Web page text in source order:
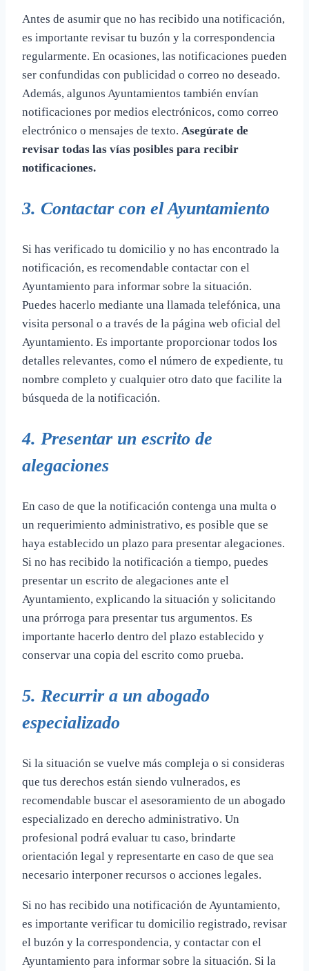
Antes de asumir que no has recibido una notificación,
es importante revisar tu buzón y la correspondencia
regularmente. En ocasiones, las notificaciones pueden
ser confundidas con publicidad o correo no deseado.
Además, algunos Ayuntamientos también envían
notificaciones por medios electrónicos, como correo
electrónico o mensajes de texto. Asegúrate de
revisar todas las vías posibles para recibir
notificaciones.
3. Contactar con el Ayuntamiento
Si has verificado tu domicilio y no has encontrado la
notificación, es recomendable contactar con el
Ayuntamiento para informar sobre la situación.
Puedes hacerlo mediante una llamada telefónica, una
visita personal o a través de la página web oficial del
Ayuntamiento. Es importante proporcionar todos los
detalles relevantes, como el número de expediente, tu
nombre completo y cualquier otro dato que facilite la
búsqueda de la notificación.
4. Presentar un escrito de
alegaciones
En caso de que la notificación contenga una multa o
un requerimiento administrativo, es posible que se
haya establecido un plazo para presentar alegaciones.
Si no has recibido la notificación a tiempo, puedes
presentar un escrito de alegaciones ante el
Ayuntamiento, explicando la situación y solicitando
una prórroga para presentar tus argumentos. Es
importante hacerlo dentro del plazo establecido y
conservar una copia del escrito como prueba.
5. Recurrir a un abogado
especializado
Si la situación se vuelve más compleja o si consideras
que tus derechos están siendo vulnerados, es
recomendable buscar el asesoramiento de un abogado
especializado en derecho administrativo. Un
profesional podrá evaluar tu caso, brindarte
orientación legal y representarte en caso de que sea
necesario interponer recursos o acciones legales.
Si no has recibido una notificación de Ayuntamiento,
es importante verificar tu domicilio registrado, revisar
el buzón y la correspondencia, y contactar con el
Ayuntamiento para informar sobre la situación. Si la